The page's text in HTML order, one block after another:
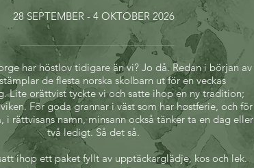
28 SEPTEMBER - 4 OKTOBER 2026
har höstlov tidigare än vi? Jo då. Redan i början av
de flesta norska skolbarn ut för en veckas
Lite orättvist tyckte vi och satte ihop en ny tradition;
För goda grannar i väst som har høstferie, och för
i rättvisans namn, minsann också tänker ta en dag eller
två ledigt. Så det så.
ihop ett paket fyllt av upptäckarglädje, kos och lek.